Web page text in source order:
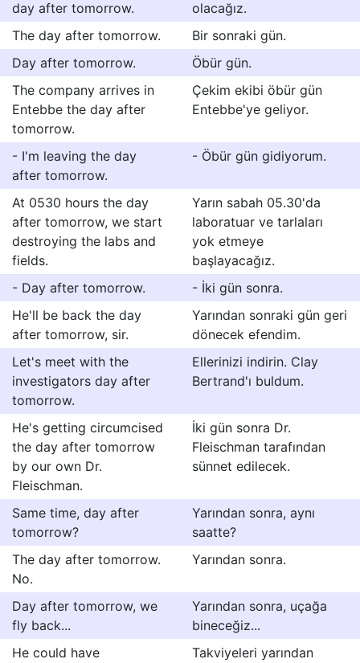
day after tomorrow.
olacağız.
The day after tomorrow.
Bir sonraki gün.
Day after tomorrow.
Öbür gün.
The company arrives in
Entebbe the day after
tomorrow.
Çekim ekibi öbür gün
Entebbe'ye geliyor.
- I'm leaving the day
after tomorrow.
- Öbür gün gidiyorum.
At 0530 hours the day
after tomorrow, we start
destroying the labs and
fields.
Yarın sabah 05.30'da
laboratuar ve tarlaları
yok etmeye
başlayacağız.
- Day after tomorrow.
- İki gün sonra.
He'll be back the day
after tomorrow, sir.
Yarından sonraki gün geri
dönecek efendim.
Let's meet with the
investigators day after
tomorrow.
Ellerinizi indirin. Clay
Bertrand'ı buldum.
He's getting circumcised
the day after tomorrow
by our own Dr.
Fleischman.
İki gün sonra Dr.
Fleischman tarafından
sünnet edilecek.
Same time, day after
tomorrow?
Yarından sonra, aynı
saatte?
The day after tomorrow.
No.
Yarından sonra.
Day after tomorrow, we
fly back...
Yarından sonra, uçağa
bineceğiz...
He could have
Takviyeleri yarından